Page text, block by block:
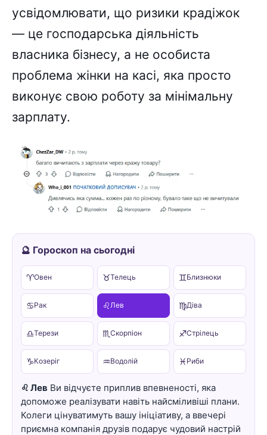
усвідомлювати, що ризики крадіжок
— це господарська діяльність
власника бізнесу, а не особиста
проблема жінки на касі, яка просто
виконує свою роботу за мінімальну
зарплату.
🔮 Гороскоп на сьогодні
♈Овен ♉Телець ♊Близнюки
♋Рак ♌Лев ♍Діва
♎Терези ♏Скорпіон ♐Стрілець
♑Козеріг ♒Водолій ♓ Риби
♌ Лев Ви відчуєте приплив впевненості, яка
допоможе реалізувати навіть найсміливіші плани.
Колеги цінуватимуть вашу ініціативу, а ввечері
приємна компанія друзів подарує чудовий настрій